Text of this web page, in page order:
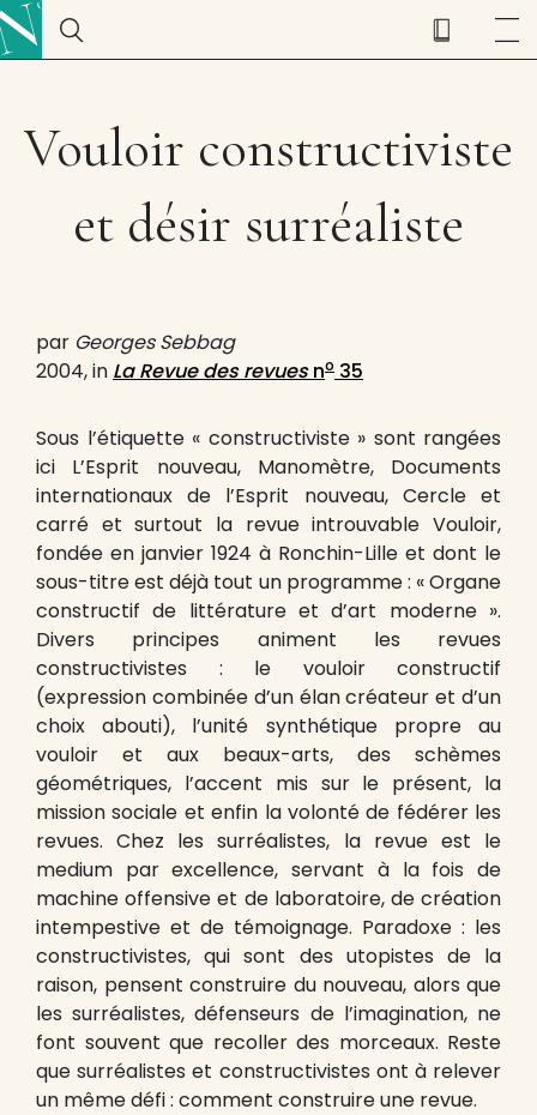
Vouloir constructiviste
et désir surréaliste
par Georges Sebbag
2004, in La Revue des revuesno 35
Sous l’étiquette « constructiviste » sont rangées
ici L’Esprit nouveau, Manomètre, Documents
internationaux de l’Esprit nouveau, Cercle et
carré et surtout la revue introuvable Vouloir,
fondée en janvier 1924 à Ronchin-Lille et dont le
sous-titre est déjà tout un programme : « Organe
constructif de littérature et d’art moderne ».
Divers principes animent les revues
constructivistes : le vouloir constructif
(expression combinée d’un élan créateur et d’un
choix abouti), l’unité synthétique propre au
vouloir et aux beaux-arts, des schèmes
géométriques, l’accent mis sur le présent, la
mission sociale et enfin la volonté de fédérer les
revues. Chez les surréalistes, la revue est le
medium par excellence, servant à la fois de
machine offensive et de laboratoire, de création
intempestive et de témoignage. Paradoxe : les
constructivistes, qui sont des utopistes de la
raison, pensent construire du nouveau, alors que
les surréalistes, défenseurs de l’imagination, ne
font souvent que recoller des morceaux. Reste
que surréalistes et constructivistes ont à relever
un même défi : comment construire une revue.